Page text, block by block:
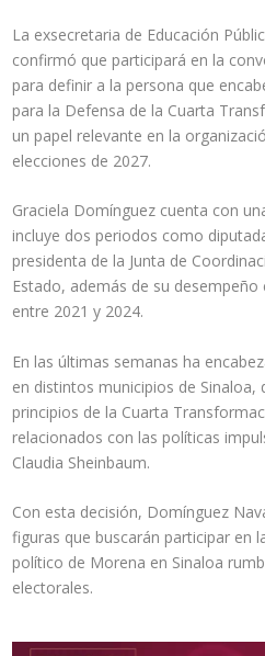
La exsecretaria de Educación
confirmó que participará en la
para definir a la persona que
para la Defensa de la Cuarta
un papel relevante en la
elecciones de 2027.
Graciela Domínguez cuenta con
incluye dos periodos como
presidenta de la Junta de
Estado, además de su desempeño
entre 2021 y 2024.
En las últimas semanas ha
en distintos municipios de
principios de la Cuarta
relacionados con las políticas
Claudia Sheinbaum.
Con esta decisión, Domínguez
figuras que buscarán participar en
político de Morena en Sinaloa
electorales.